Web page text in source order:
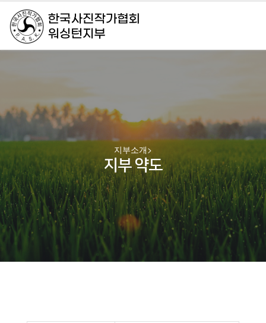
지부소개>
지부 약도